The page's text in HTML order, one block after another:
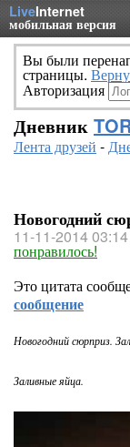
LiveInternet
мобильная версия
Вы были
страницы.
Авторизация
Дневник
Лента друзей -
Новогодний
11-11-2014 03:14
понравилось!
Это цитата
сообщение
Новогодний сюрприз.
Заливные яйца.